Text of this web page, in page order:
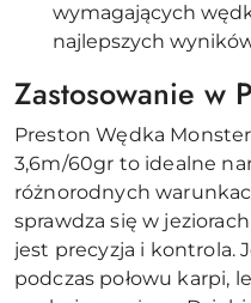
wymagających
najlepszych
Zastosowanie w
Preston Wędka Monster
3,6m/60gr to idealne
różnorodnych
sprawdza się w
jest precyzja i kontrola.
podczas połowu karpi,